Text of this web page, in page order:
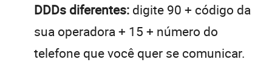
DDDs diferentes: digite 90 + código da
sua operadora + 15 + número do
telefone que você quer se comunicar.